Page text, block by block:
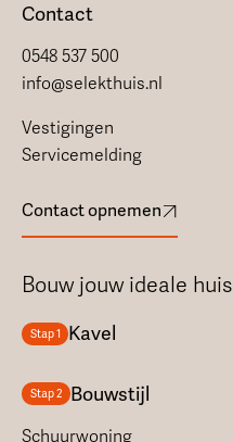
Contact
0548 537 500
info@selekthuis.nl
Vestigingen
Servicemelding
Contact opnemen
Bouw jouw ideale huis
Stap 1 Kavel
Stap 2 Bouwstijl
Schuurwoning